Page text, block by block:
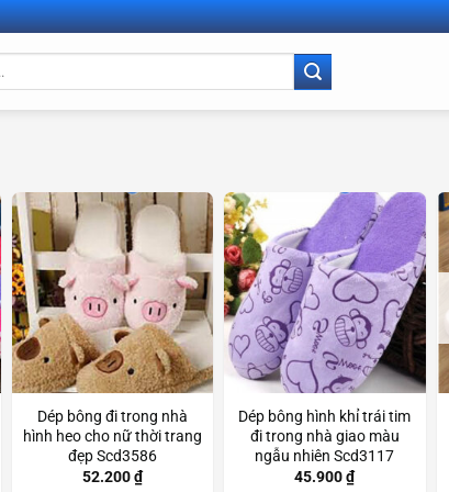
Dép bông đi trong nhà
hình heo cho nữ thời trang
đẹp Scd3586
52.200₫
Dép bông hình khỉ trái tim
đi trong nhà giao màu
ngẫu nhiên Scd3117
45.900₫